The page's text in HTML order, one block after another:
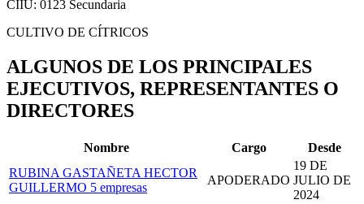
CIIU: 0123 Secundaria
CULTIVO DE CÍTRICOS
ALGUNOS DE LOS PRINCIPALES
EJECUTIVOS, REPRESENTANTES O
DIRECTORES
Nombre Cargo
Desde
RUBINA GASTAÑETA HECTOR
GUILLERMO 5 empresas
APODERADO
19 DE
JULIO DE
2024